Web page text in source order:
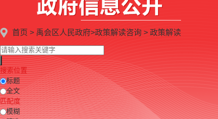
首页 > 禹会区人民政府>政策解读咨询 > 政策解读
搜索位置
标题
全文
匹配度
模糊